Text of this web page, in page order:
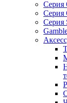
Серия
Серия
Серия